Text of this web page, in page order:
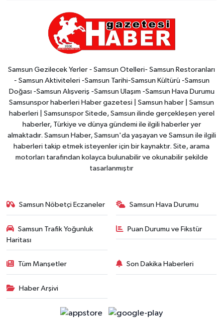
Samsun Gezilecek Yerler - Samsun Otelleri- Samsun Restoranları
- Samsun Aktiviteleri -Samsun Tarihi-Samsun Kültürü -Samsun
Doğası -Samsun Alışveriş -Samsun Ulaşım -Samsun Hava Durumu
Samsunspor haberleri Haber gazetesi | Samsun haber | Samsun
haberleri | Samsunspor Sitede, Samsun ilinde gerçekleşen yerel
haberler, Türkiye ve dünya gündemi ile ilgili haberler yer
almaktadır. Samsun Haber, Samsun'da yaşayan ve Samsun ile ilgili
haberleri takip etmek isteyenler için bir kaynaktır. Site, arama
motorları tarafından kolayca bulunabilir ve okunabilir şekilde
tasarlanmıştır
Samsun Nöbetçi Eczaneler Samsun Hava Durumu
Samsun Trafik Yoğunluk
Haritası
Puan Durumu ve Fikstür
Tüm Manşetler Son Dakika Haberleri
Haber Arşivi